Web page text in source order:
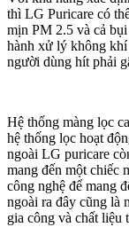
thì LG Puricare có
mịn PM 2.5 và cả
hành xử lý không khí
người dùng hít phải
Hệ thống màng lọc
hệ thống lọc hoạt
ngoài LG puricare
mang đến một chiếc
công nghệ để mang
ngoài ra đây cũng là
gia công và chất liệu